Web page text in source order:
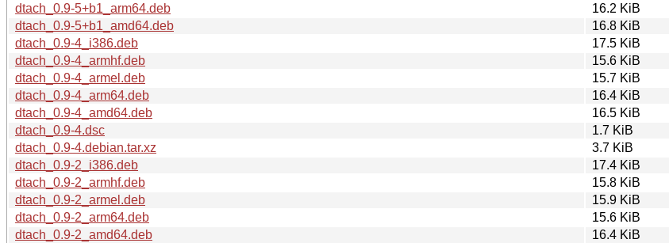
dtach_0.9-5+b1_arm64.deb
16.2 KiB
dtach_0.9-5+b1_amd64.deb
16.8 KiB
dtach_0.9-4_i386.deb
17.5 KiB
dtach_0.9-4_armhf.deb
15.6 KiB
dtach_0.9-4_armel.deb
15.7 KiB
dtach_0.9-4_arm64.deb
16.4 KiB
dtach_0.9-4_amd64.deb
16.5 KiB
dtach_0.9-4.dsc
1.7 KiB
dtach_0.9-4.debian.tar.xz
3.7 KiB
dtach_0.9-2_i386.deb
17.4 KiB
dtach_0.9-2_armhf.deb
15.8 KiB
dtach_0.9-2_armel.deb
15.9 KiB
dtach_0.9-2_arm64.deb
15.6 KiB
dtach_0.9-2_amd64.deb
16.4 KiB